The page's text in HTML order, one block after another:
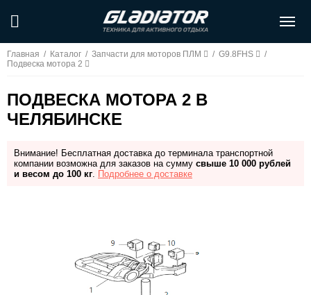
Главная / Каталог / Запчасти для моторов ПЛМ / G9.8FHS
/
Подвеска мотора 2
ПОДВЕСКА МОТОРА 2 В
ЧЕЛЯБИНСКЕ
Внимание! Бесплатная доставка до терминала транспортной
компании возможна для заказов на сумму свыше 10 000 рублей
и весом до 100 кг. Подробнее о доставке